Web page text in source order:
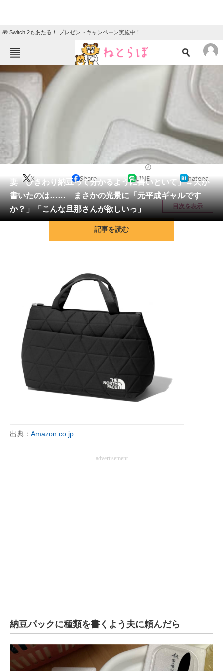
🎁 Switch 2もあたる！ プレゼントキャンペーン実施中！
ねとらぼメニュー
エンタメ
地域
動物 リサーチ
会員記事
メディア
注目記事を集めた総合ページ
進化するPCとデバイスの未来
好きが集まる 比べて選べる
ビジネスと働き方のヒント
AI活用のいまが分かる
経営リーダーのコミュニティ
ITエンジニア向け専門サイト
企業向けIT製品の総合サイト
ちょっと気になるネットの話題
妻「ひきわり納豆って分かるように書いといて」→夫が
書いたのは…… まさかの光景に「元平成ギャルです
か？」「こんな旦那さんが欲しいっ」
X Share LINE hatena
目次を表示
記事を読む
出典： Amazon.co.jp
advertisement
納豆パックに種類を書くよう夫に頼んだら